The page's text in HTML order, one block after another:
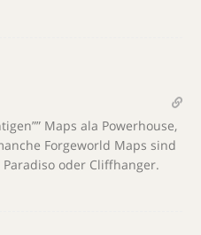
Maps ala Powerhouse,
Forgeworld Maps sind
oder Cliffhanger.